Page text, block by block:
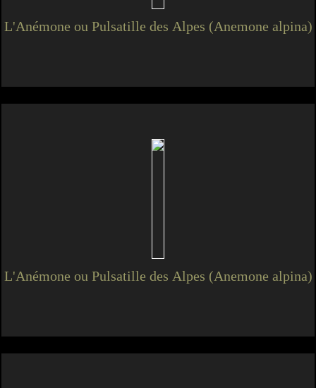
L'Anémone ou Pulsatille des Alpes (Anemone alpina)
L'Anémone ou Pulsatille des Alpes (Anemone alpina)